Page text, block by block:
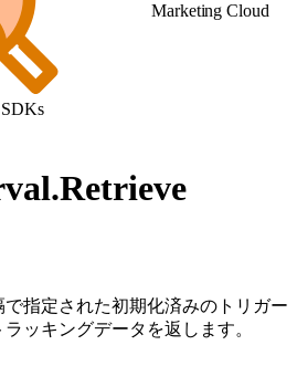
Marketing Cloud
指定された初期化済みのトリガー
ッキングデータを返します。